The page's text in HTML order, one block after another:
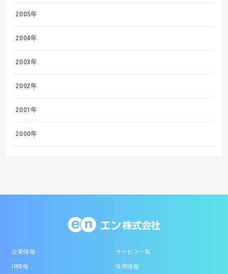
2005年
2004年
2003年
2002年
2001年
2000年
企業情報 サービス一覧
IR情報 採用情報